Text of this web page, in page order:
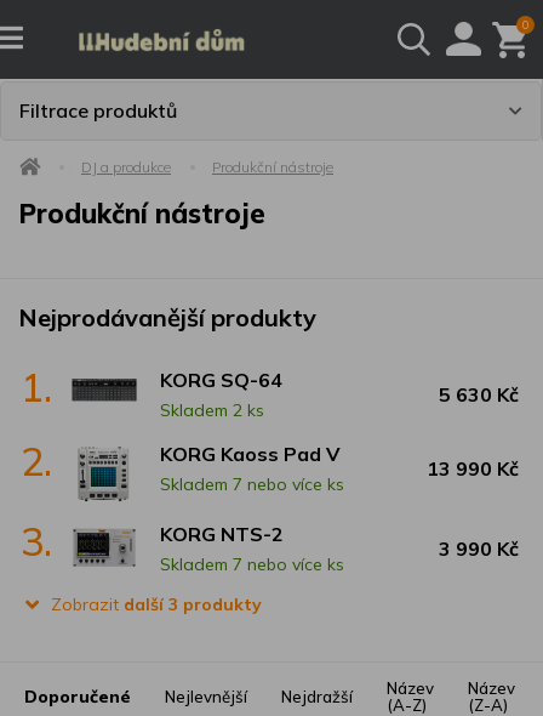
0
Filtrace produktů
DJ a produkce Produkční nástroje
Produkční nástroje
Nejprodávanější produkty
1. KORG SQ-64
Skladem 2 ks
5 630 Kč
2. KORG Kaoss Pad V
Skladem 7 nebo více ks
13 990 Kč
3. KORG NTS-2
Skladem 7 nebo více ks
3 990 Kč
Zobrazit další 3 produkty
Doporučené Nejlevnější Nejdražší
Název
(A-Z)
Název
(Z-A)